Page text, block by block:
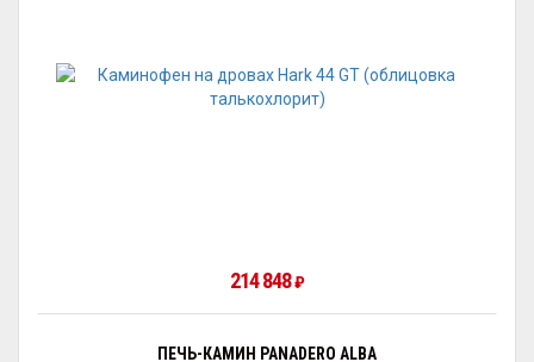
214 848₽
ПЕЧЬ-КАМИН PANADERO ALBA